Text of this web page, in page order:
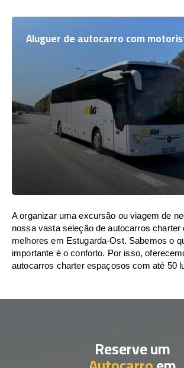
Aluguer de autocarro com
A organizar uma excursão ou viagem de
nossa vasta seleção de autocarros charter
melhores em Estugarda-Ost. Sabemos o
importante é o conforto. Por isso,
autocarros charter espaçosos com até 50
Reserve um